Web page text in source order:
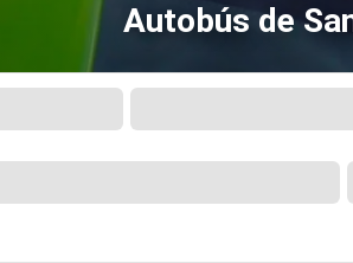
Autobús de